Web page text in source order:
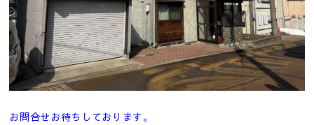
お問合せお待ちしております。